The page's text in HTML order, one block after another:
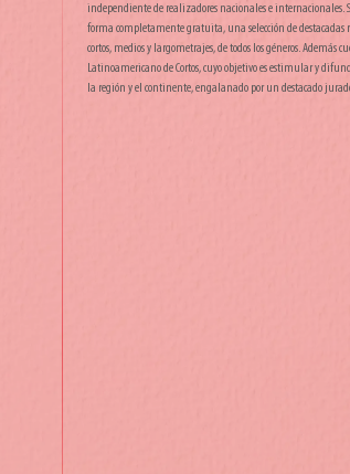
independiente de realizadores nacionales e internacionales.
forma completamente gratuita, una selección de destacadas
cortos, medios y largometrajes, de todos los géneros. Además
Latinoamericano de Cortos, cuyo objetivo es estimular y
la región y el continente, engalanado por un destacado